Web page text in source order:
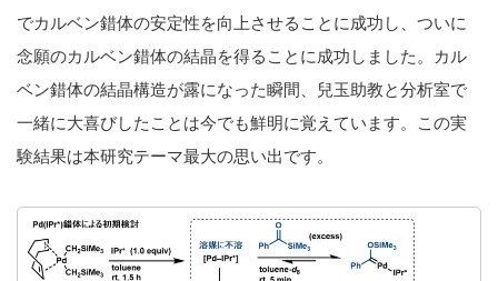
でカルベン錯体の安定性を向上させることに成功し、ついに
念願のカルベン錯体の結晶を得ることに成功しました。カル
ベン錯体の結晶構造が露になった瞬間、兒玉助教と分析室で
一緒に大喜びしたことは今でも鮮明に覚えています。この実
験結果は本研究テーマ最大の思い出です。